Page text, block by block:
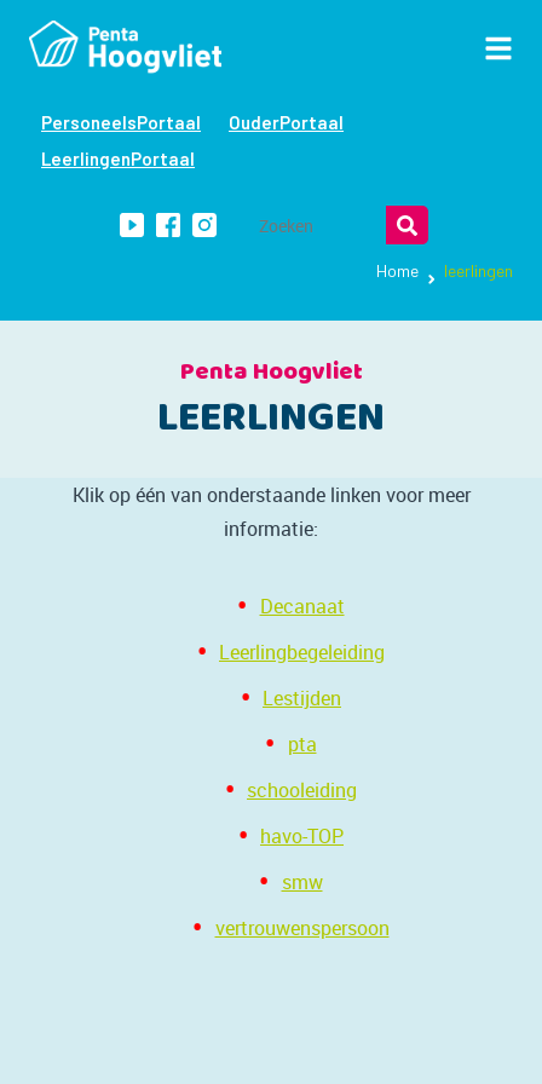
PersoneelsPortaal
OuderPortaal
LeerlingenPortaal
Home leerlingen
Penta Hoogvliet
LEERLINGEN
Klik op één van onderstaande linken voor meer
informatie:
Decanaat
Leerlingbegeleiding
Lestijden
pta
schooleiding
havo-TOP
smw
vertrouwenspersoon